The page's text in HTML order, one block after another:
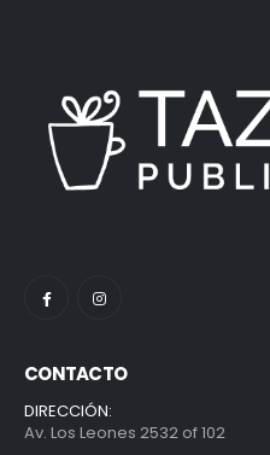
CONTACTO
DIRECCIÓN:
Av. Los Leones 2532 of 102